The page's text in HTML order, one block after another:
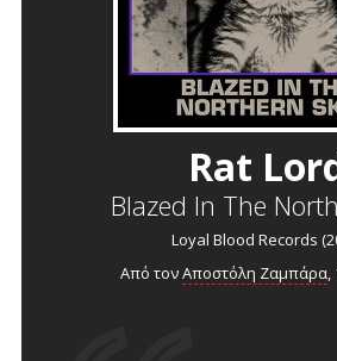
Rat
Blazed In The
Loyal Blood Records
Από τονΑποστόλη Ζαμπάρα,